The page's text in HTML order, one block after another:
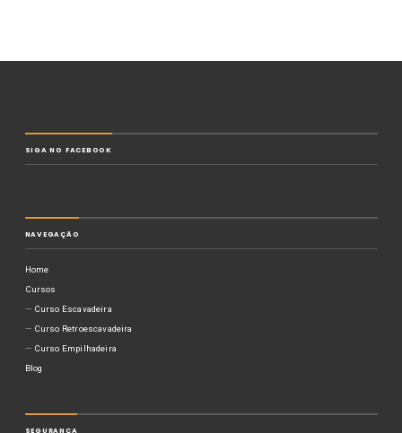
SIGA NO FACEBOOK
NAVEGAÇÃO
Home
Cursos
Curso Escavadeira
Curso Retroescavadeira
Curso Empilhadeira
Blog